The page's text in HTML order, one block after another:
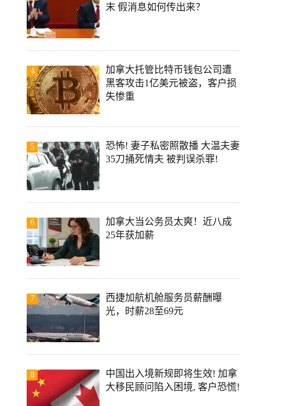
末 假消息如何传出来？
4
加拿大托管比特币钱包公司遭
黑客攻击1亿美元被盗，客户损
失惨重
5
恐怖! 妻子私密照散播 大温夫妻
35刀捅死情夫 被判误杀罪!
6
加拿大当公务员太爽！近八成
25年获加薪
7
西捷加航机舱服务员薪酬曝
光，时薪28至69元
8
中国出入境新规即将生效! 加拿
大移民顾问陷入困境, 客户恐慌!